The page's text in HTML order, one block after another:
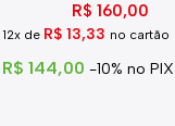
R$ 160,00
12x de R$13,33 no cartão
R$ 144,00 -10% no PIX